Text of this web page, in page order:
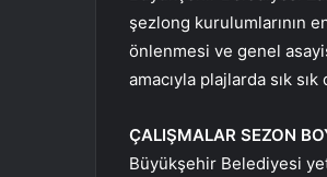
şezlong kurulumlarının
önlenmesi ve genel
amacıyla plajlarda sık
ÇALIŞMALAR SEZON
Büyükşehir Belediyesi